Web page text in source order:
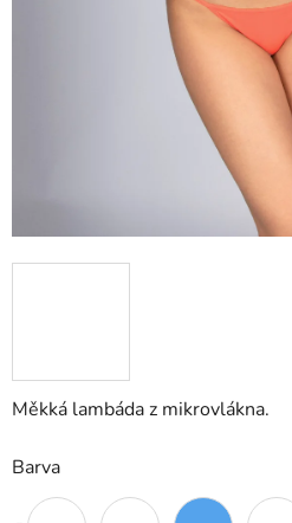
Měkká lambáda z mikrovlákna.
Barva